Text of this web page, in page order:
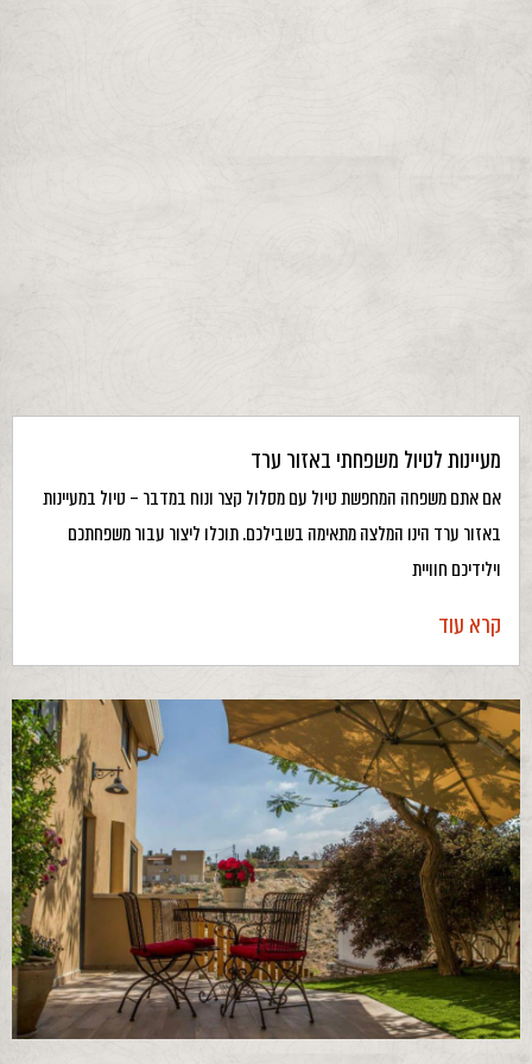
מעיינות לטיול משפחתי באזור ערד
אם אתם משפחה המחפשת טיול עם מסלול קצר ונוח במדבר – טיול במעיינות
באזור ערד הינו המלצה מתאימה בשבילכם. תוכלו ליצור עבור משפחתכם
וילידיכם חוויית
קרא עוד